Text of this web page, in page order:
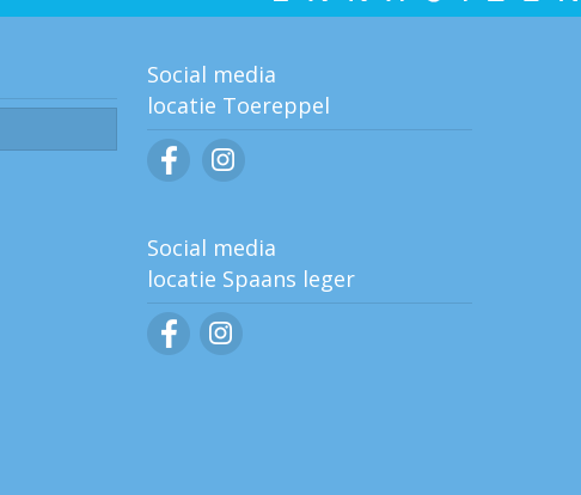
Social media
locatie Toereppel
Social media
locatie Spaans leger